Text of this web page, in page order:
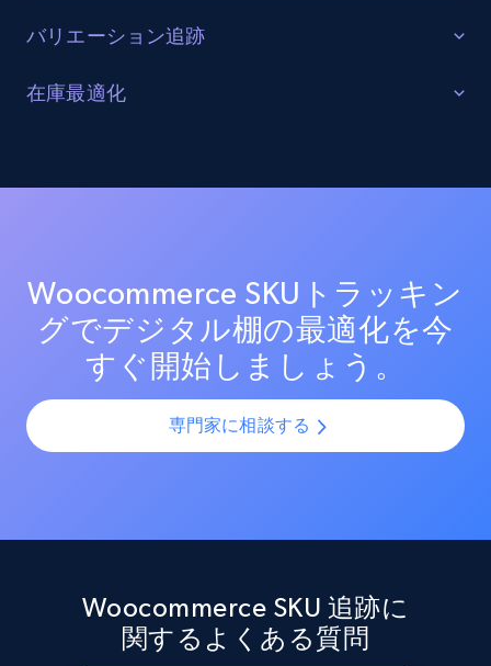
Rating, Reviews count, Initial price, Discount,
Rating, Reviews count, Initial price, Discount,
and more.
1.3K+ 176+ 今すぐ始める
1.3K+ 176+ 今すぐ始める
バリエーション追跡
すべての製品バリエーションを監視する
エーションの一貫性を確保し、欠落バリエーションを
在庫最適化
すべてのWoocommerceチャネルにおける在庫状況を
Woocommerce SKUトラッキン
グでデジタル棚の最適化を今
すぐ開始しましょう。
専門家に相談する
Woocommerce SKU 追跡に
関するよくある質問